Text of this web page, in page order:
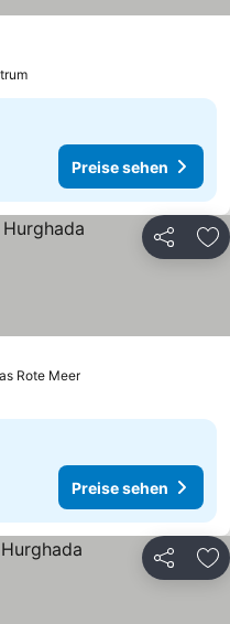
Preise sehen
Teilen
Rote Meer
Preise sehen
Teilen